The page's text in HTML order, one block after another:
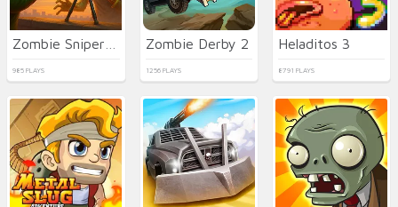
985 PLAYS
Zombie Derby 2
1256 PLAYS
Heladitos 3
8791 PLAYS